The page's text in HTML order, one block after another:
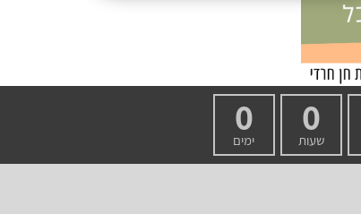
0
שעות
0
ימים